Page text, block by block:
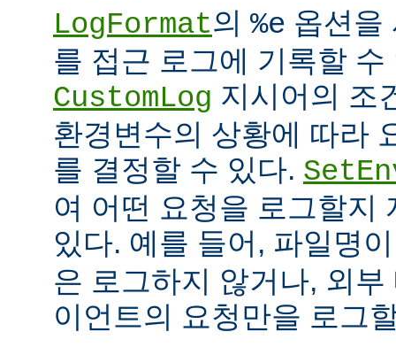
LogFormat의 %e 옵션을
를 접근 로그에 기록할 수
CustomLog 지시어의 조
환경변수의 상황에 따라
를 결정할 수 있다.
여 어떤 요청을 로그할지
있다. 예를 들어, 파일명
은 로그하지 않거나, 외
이언트의 요청만을 로그